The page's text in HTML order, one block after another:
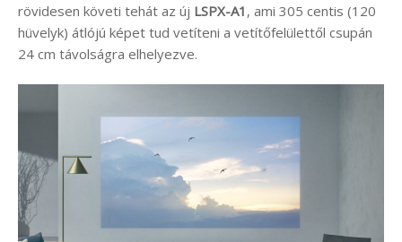
rövidesen követi tehát az új LSPX-A1 , ami 305 centis (120
hüvelyk) átlójú képet tud vetíteni a vetítőfelülettől csupán
24 cm távolságra elhelyezve.